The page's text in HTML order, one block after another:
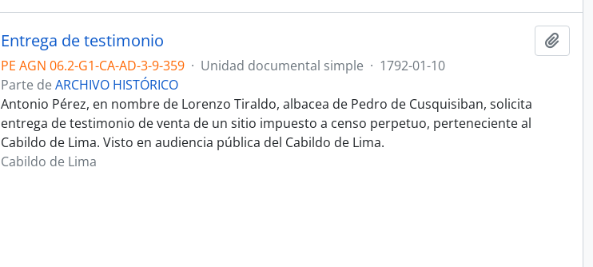
Entrega de testimonio
PE AGN 06.2-G1-CA-AD-3-9-359 · Unidad documental simple · 1792-01-10
Parte de ARCHIVO HISTÓRICO
Antonio Pérez, en nombre de Lorenzo Tiraldo, albacea de Pedro de Cusquisiban, solicita
entrega de testimonio de venta de un sitio impuesto a censo perpetuo, perteneciente al
Cabildo de Lima. Visto en audiencia pública del Cabildo de Lima.
Cabildo de Lima